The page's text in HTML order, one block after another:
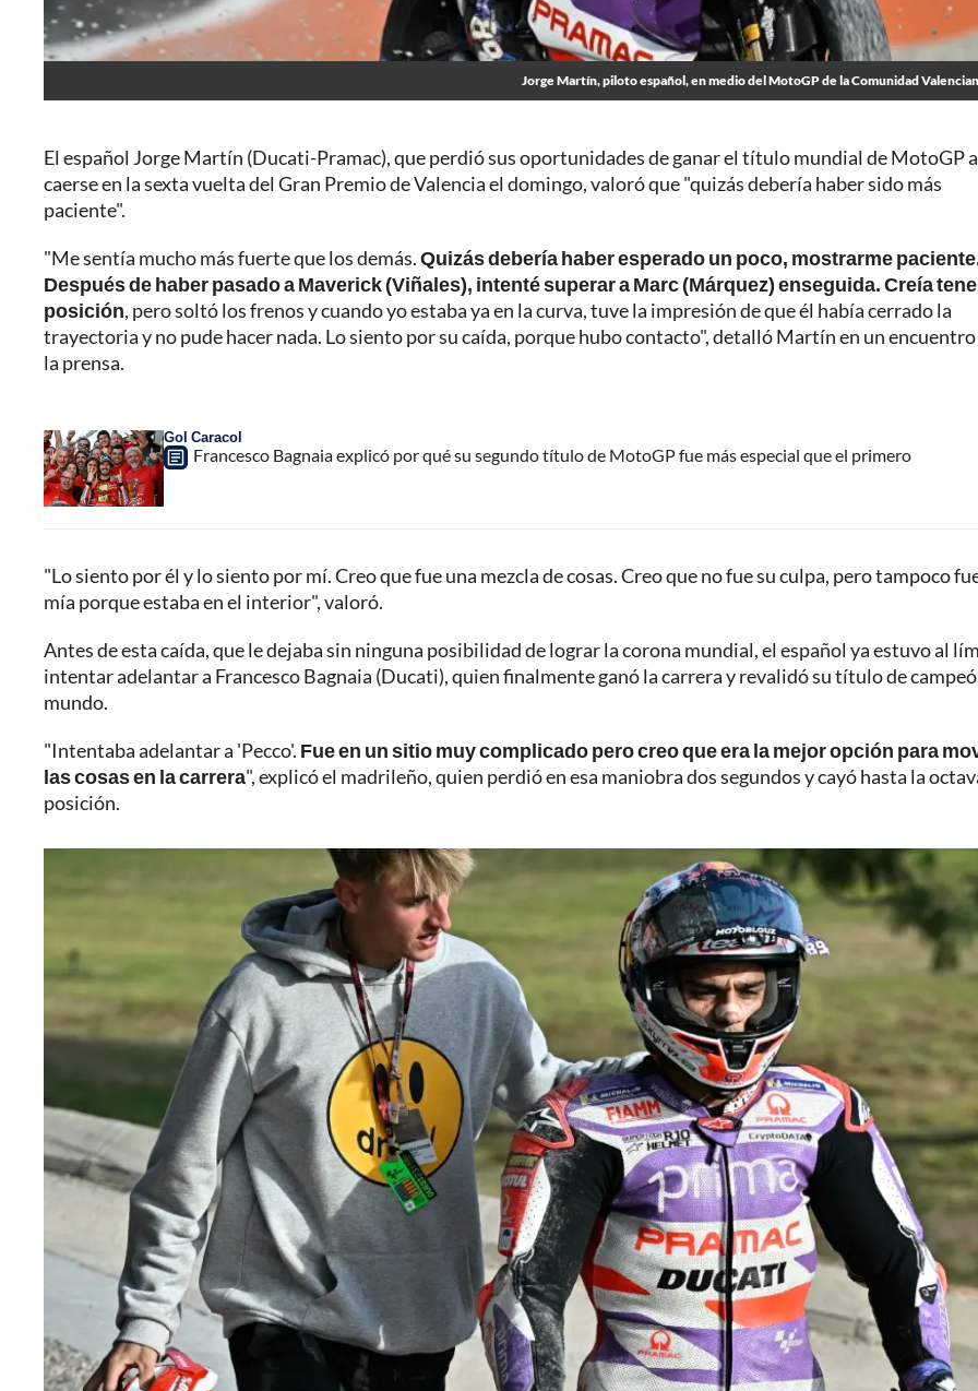
Jorge Martín, piloto español, en medio del MotoGP de la Comunidad
El español Jorge Martín (Ducati-Pramac), que perdió sus oportunidades de ganar el título mundial de MotoGP
caerse en la sexta vuelta del Gran Premio de Valenciael domingo, valoró que "quizás debería haber sido más
paciente".
"Me sentía mucho más fuerte que los demás.Quizás debería haber esperado un poco, mostrarme
Después de haber pasado a Maverick (Viñales), intenté superar a Marc (Márquez) enseguida. Creía
posición, pero soltó los frenos y cuando yo estaba ya en la curva, tuve la impresión de que él había cerrado la
trayectoria y no pude hacer nada. Lo siento por su caída, porque hubo contacto", detalló Martín en un encuentro
la prensa.
Gol Caracol
Francesco Bagnaia explicó por qué su segundo título de MotoGP fue más especial que el primero
"Lo siento por él y lo siento por mí. Creo que fue una mezcla de cosas. Creo que no fue su culpa, pero tampoco
mía porque estaba en el interior", valoró.
Antes de esta caída, que le dejaba sin ninguna posibilidad de lograr la corona mundial, el español ya estuvo al
intentar adelantar a Francesco Bagnaia (Ducati), quien finalmente ganó la carrera y revalidó su título de
mundo.
"Intentaba adelantar a 'Pecco'. Fue en un sitio muy complicado pero creo que era la mejor opción para
las cosas en la carrera", explicó el madrileño, quien perdió en esa maniobra dos segundos y cayó hasta la
posición.